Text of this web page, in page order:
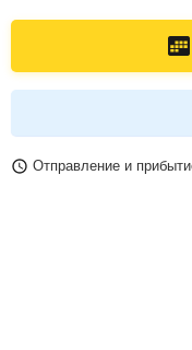
Отправление и